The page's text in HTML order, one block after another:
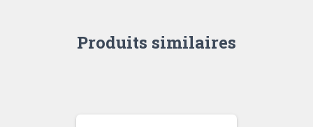
Produits similaires